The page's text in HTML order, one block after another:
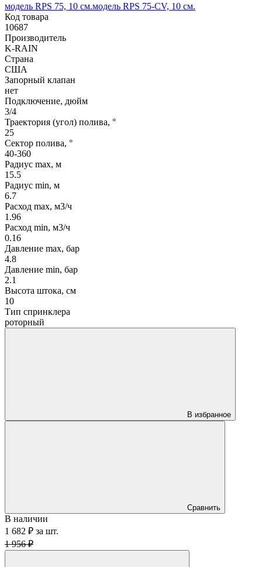
модель RPS 75, 10 см.модель RPS 75-CV, 10 см.
Код товара
10687
Производитель
K-RAIN
Страна
США
Запорный клапан
нет
Подключение, дюйм
3/4
Траектория (угол) полива, °
25
Сектор полива, °
40-360
Радиус max, м
15.5
Радиус min, м
6.7
Расход max, м3/ч
1.96
Расход min, м3/ч
0.16
Давление max, бар
4.8
Давление min, бар
2.1
Высота штока, см
10
Тип спринклера
роторный
В избранное
Сравнить
В наличии
1 682 ₽ за шт.
1 956 ₽